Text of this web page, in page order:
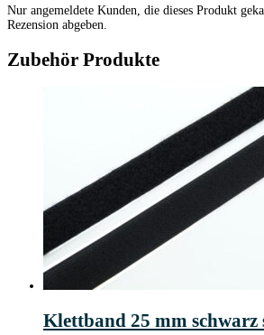
Nur angemeldete Kunden, die dieses Produkt
Rezension abgeben.
Zubehör Produkte
Klettband 25 mm schwarz